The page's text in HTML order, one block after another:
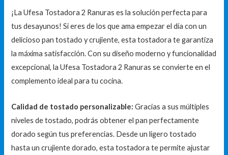
¡La Ufesa Tostadora 2 Ranuras es la solución perfecta para
tus desayunos! Si eres de los que ama empezar el día con un
delicioso pan tostado y crujiente, esta tostadora te garantiza
la máxima satisfacción. Con su diseño moderno y funcionalidad
excepcional, la Ufesa Tostadora 2 Ranuras se convierte en el
complemento ideal para tu cocina.
Calidad de tostado personalizable: Gracias a sus múltiples
niveles de tostado, podrás obtener el pan perfectamente
dorado según tus preferencias. Desde un ligero tostado
hasta un crujiente dorado, esta tostadora te permite ajustar